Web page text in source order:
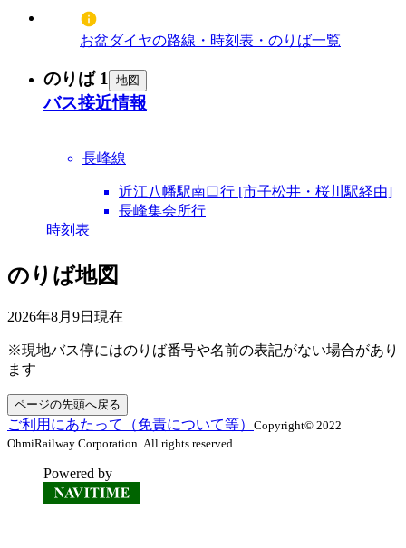
お盆ダイヤの路線・時刻表・のりば一覧
のりば 1 地図
バス接近情報
長峰線
近江八幡駅南口行 [市子松井・桜川駅経由]
長峰集会所行
時刻表
のりば地図
2026年8月9日 現在
※現地バス停にはのりば番号や名前の表記がない場合があり
ます
ページの先頭へ戻る
ご利用にあたって（免責について等） Copyright© 2022
OhmiRailway Corporation. All rights reserved.
Powered by